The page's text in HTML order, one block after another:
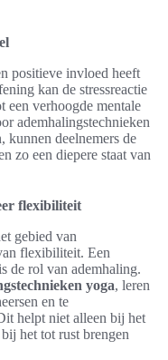
positieve invloed heeft
kan de stressreactie
een verhoogde mentale
ademhalingstechnieken
kunnen deelnemers de
zo een diepere staat van
flexibiliteit
gebied van
flexibiliteit. Een
de rol van ademhaling.
yoga, leren
en te
helpt niet alleen bij het
het tot rust brengen